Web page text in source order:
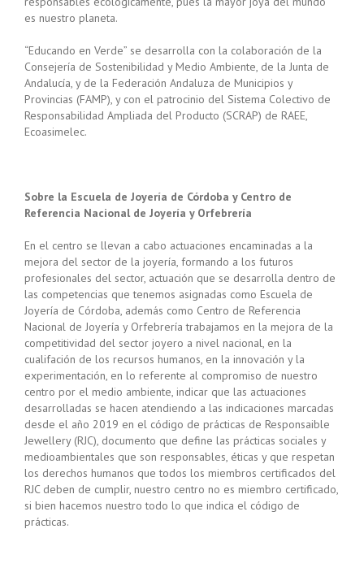
es nuestro planeta.
“Educando en Verde” se desarrolla con la colaboración de la
Consejería de Sostenibilidad y Medio Ambiente, de la Junta de
Andalucía, y de la Federación Andaluza de Municipios y
Provincias (FAMP), y con el patrocinio del Sistema Colectivo de
Responsabilidad Ampliada del Producto (SCRAP) de RAEE,
Ecoasimelec.
Sobre la Escuela de Joyería de Córdoba y Centro de
Referencia Nacional de Joyería y Orfebrería
En el centro se llevan a cabo actuaciones encaminadas a la
mejora del sector de la joyería, formando a los futuros
profesionales del sector, actuación que se desarrolla dentro de
las competencias que tenemos asignadas como Escuela de
Joyería de Córdoba, además como Centro de Referencia
Nacional de Joyería y Orfebrería trabajamos en la mejora de la
competitividad del sector joyero a nivel nacional, en la
cualifación de los recursos humanos, en la innovación y la
experimentación, en lo referente al compromiso de nuestro
centro por el medio ambiente, indicar que las actuaciones
desarrolladas se hacen atendiendo a las indicaciones marcadas
desde el año 2019 en el código de prácticas de Responsaible
Jewellery (RJC), documento que define las prácticas sociales y
medioambientales que son responsables, éticas y que respetan
los derechos humanos que todos los miembros certificados del
RJC deben de cumplir, nuestro centro no es miembro certificado,
si bien hacemos nuestro todo lo que indica el código de
prácticas.